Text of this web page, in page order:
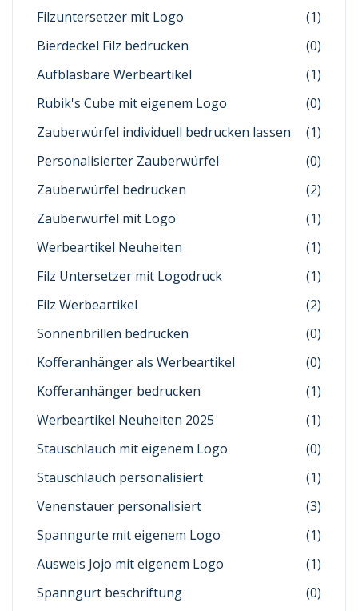
Filzuntersetzer mit Logo
(1)
Bierdeckel Filz bedrucken
(0)
Aufblasbare Werbeartikel
(1)
Rubik's Cube mit eigenem Logo
(0)
Zauberwürfel individuell bedrucken lassen
(1)
Personalisierter Zauberwürfel
(0)
Zauberwürfel bedrucken
(2)
Zauberwürfel mit Logo
(1)
Werbeartikel Neuheiten
(1)
Filz Untersetzer mit Logodruck
(1)
Filz Werbeartikel
(2)
Sonnenbrillen bedrucken
(0)
Kofferanhänger als Werbeartikel
(0)
Kofferanhänger bedrucken
(1)
Werbeartikel Neuheiten 2025
(1)
Stauschlauch mit eigenem Logo
(0)
Stauschlauch personalisiert
(1)
Venenstauer personalisiert
(3)
Spanngurte mit eigenem Logo
(1)
Ausweis Jojo mit eigenem Logo
(1)
Spanngurt beschriftung
(0)